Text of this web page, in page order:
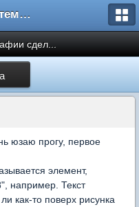
Форум системы тестирования INDIGO
сдел...
юзаю прогу, первое
элемент,
например. Текст
как-то поверх рисунка